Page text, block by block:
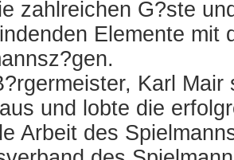
zahlreichen G?ste
Elemente mit
Karl
und lobte die
Arbeit des